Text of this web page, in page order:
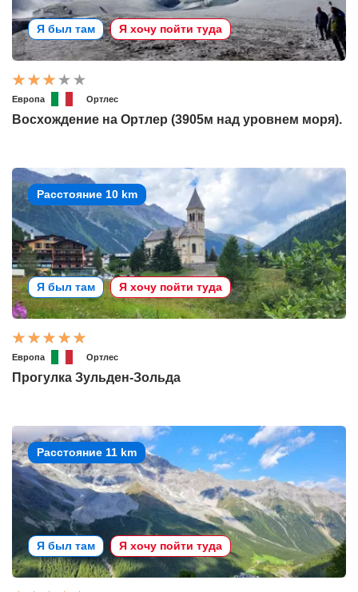
Я был там Я хочу пойти туда
Европа Ортлес
Восхождение на Ортлер (3905м над уровнем моря).
Расстояние 10 km
Я был там Я хочу пойти туда
Европа Ортлес
Прогулка Зульден-Зольда
Расстояние 11 km
Я был там Я хочу пойти туда